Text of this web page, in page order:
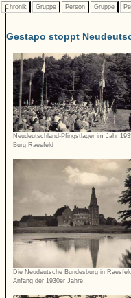
Chronik Gruppe Person Gruppe
Gestapo stoppt
Neudeutschland-Pfingstlager im Jahr
Burg Raesfeld
Die Neudeutsche Bundesburg in Raesfeld
Anfang der 1930er Jahre